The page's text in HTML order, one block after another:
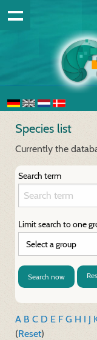
Species list
Currently the
Search term
Limit search to one
Search now
A B C D E FG H I J
(Reset)